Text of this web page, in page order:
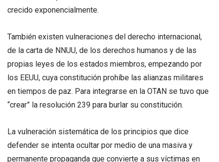
crecido exponencialmente.
También existen vulneraciones del derecho internacional,
de la carta de NNUU, de los derechos humanos y de las
propias leyes de los estados miembros, empezando por
los EEUU, cuya constitución prohíbe las alianzas militares
en tiempos de paz. Para integrarse en la OTAN se tuvo que
“crear” la resolución 239 para burlar su constitución.
La vulneración sistemática de los principios que dice
defender se intenta ocultar por medio de una masiva y
permanente propaganda que convierte a sus víctimas en